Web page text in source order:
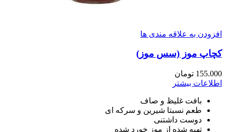
افزودن به علاقه مندی ها
کچاپ موز (سس موز)
155.000 تومان
اطلاعات بیشتر
بافت غلیظ و صاف
طعم نسبتا شیرین و سرکه ای
دوست داشتنی
تهیه شده از موز خورد شده